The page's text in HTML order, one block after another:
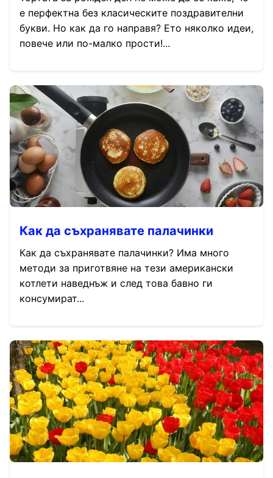
е перфектна без класическите поздравителни
букви. Но как да го направя? Ето няколко идеи,
повече или по-малко прости!...
Как да съхранявате палачинки
Как да съхранявате палачинки? Има много
методи за приготвяне на тези американски
котлети наведнъж и след това бавно ги
консумират...